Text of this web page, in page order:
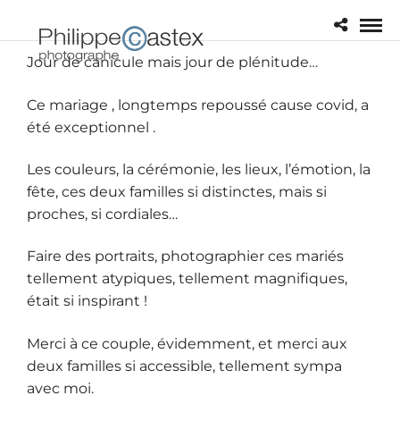
Jour de canicule mais jour de plénitude…
Ce mariage , longtemps repoussé cause covid, a
été exceptionnel .
Les couleurs, la cérémonie, les lieux, l’émotion, la
fête, ces deux familles si distinctes, mais si
proches, si cordiales…
Faire des portraits, photographier ces mariés
tellement atypiques, tellement magnifiques,
était si inspirant !
Merci à ce couple, évidemment, et merci aux
deux familles si accessible, tellement sympa
avec moi.